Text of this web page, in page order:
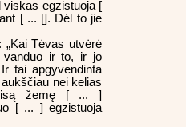
viskas egzistuoja [
[ ... []. Dėl to jie
„Kai Tėvas utvėrė
ir to, ir jo
tai apgyvendinta
nei kelias
žemę [ ... ]
[ ... ] egzistuoja